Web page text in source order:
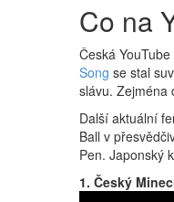
Co na
Česká
Song se stal
slávu. Zejména
Další aktuální
Ball v
Pen. Japonský
1. Český